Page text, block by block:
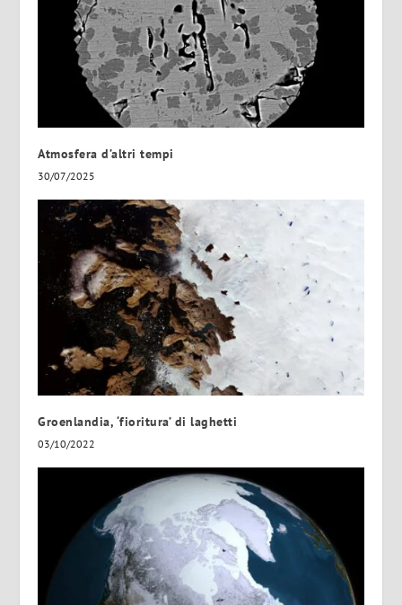
Atmosfera d’altri tempi
30/07/2025
Groenlandia, ‘fioritura’ di laghetti
03/10/2022